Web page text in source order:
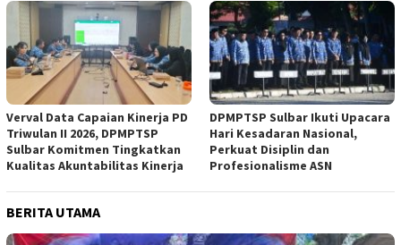
Verval Data Capaian Kinerja PD
Triwulan II 2026, DPMPTSP
Sulbar Komitmen Tingkatkan
Kualitas Akuntabilitas Kinerja
DPMPTSP Sulbar Ikuti Upacara
Hari Kesadaran Nasional,
Perkuat Disiplin dan
Profesionalisme ASN
BERITA UTAMA